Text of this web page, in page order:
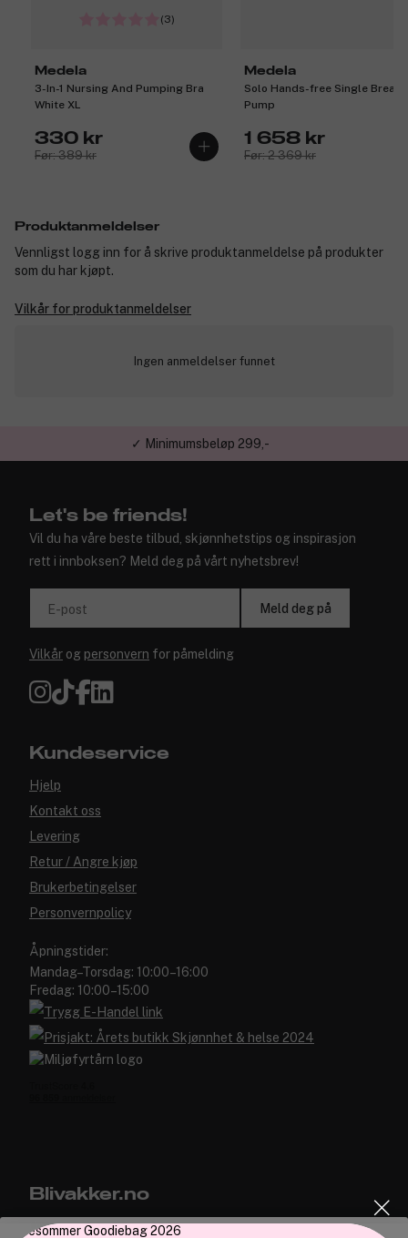
(3)
Medela
3-In-1 Nursing And Pumping Bra
White XL
330 kr
Før: 389 kr
Medela
Solo Hands-free Single Breast
Pump
1 658 kr
Før: 2 369 kr
Produktanmeldelser
Vennligst logg inn for å skrive produktanmeldelse på produkter
som du har kjøpt.
Vilkår for produktanmeldelser
Ingen anmeldelser funnet
✓ Minimumsbeløp 299,-
Let's be friends!
Vil du ha våre beste tilbud, skjønnhetstips og inspirasjon
rett i innboksen? Meld deg på vårt nyhetsbrev!
E-post Meld deg på
Vilkår og personvern for påmelding
Kundeservice
Hjelp
Kontakt oss
Levering
Retur / Angre kjøp
Brukerbetingelser
Personvernpolicy
Åpningstider:
Mandag–Torsdag: 10:00–16:00
Fredag: 10:00–15:00
Blivakker.no
Om oss